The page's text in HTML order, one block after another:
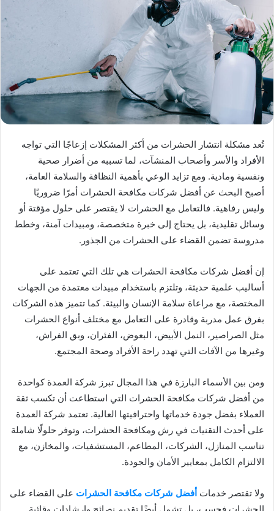
تُعد مشكلة انتشار الحشرات من أكثر المشكلات إزعاجًا التي تواجه
الأفراد والأسر وأصحاب المنشآت، لما تسببه من أضرار صحية
ونفسية ومادية. ومع تزايد الوعي بأهمية النظافة والسلامة العامة،
أصبح البحث عن أفضل شركات مكافحة الحشرات أمرًا ضروريًا
وليس رفاهية. فالتعامل مع الحشرات لا يقتصر على حلول مؤقتة أو
وسائل تقليدية، بل يحتاج إلى خبرة متخصصة، ومبيدات آمنة، وخطط
مدروسة تضمن القضاء على الحشرات من الجذور.
إن أفضل شركات مكافحة الحشرات هي تلك التي تعتمد على
أساليب علمية حديثة، وتلتزم باستخدام مبيدات معتمدة من الجهات
المختصة، مع مراعاة سلامة الإنسان والبيئة. كما تتميز هذه الشركات
بفرق عمل مدربة وقادرة على التعامل مع مختلف أنواع الحشرات
مثل الصراصير، النمل الأبيض، البعوض، الفئران، وبق الفراش،
وغيرها من الآفات التي تهدد راحة الأفراد وصحة المجتمع.
ومن بين الأسماء البارزة في هذا المجال تبرز شركة العمدة كواحدة
من أفضل شركات مكافحة الحشرات التي استطاعت أن تكسب ثقة
العملاء بفضل جودة خدماتها واحترافيتها العالية. تعتمد شركة العمدة
على أحدث التقنيات في رش ومكافحة الحشرات، وتوفر حلولًا شاملة
تناسب المنازل، الشركات، المطاعم، المستشفيات، والمخازن، مع
الالتزام الكامل بمعايير الأمان والجودة.
ولا تقتصر خدمات أفضل شركات مكافحة الحشرات على القضاء على